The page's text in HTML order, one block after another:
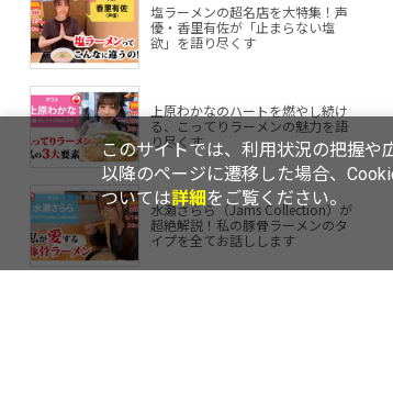
塩ラーメンの超名店を大特集！声
優・香里有佐が「止まらない塩
欲」を語り尽くす
上原わかなのハートを燃やし続け
る、こってりラーメンの魅力を語
り尽くす
水瀬さらら（Jams Collection）が
超絶解説！私の豚骨ラーメンのタ
イプを全てお話しします
このサイトでは、利用状況の把握や
以降のページに遷移した場合、
ついては詳細をご覧ください。